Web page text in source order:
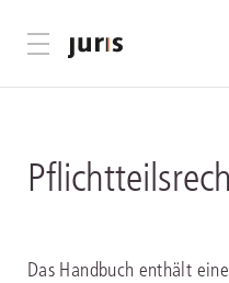
Menü öffnen
Das Handbuch enthält